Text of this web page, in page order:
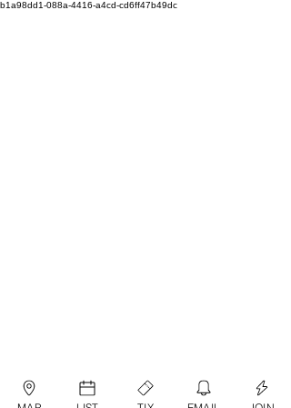
b1a98dd1-088a-4416-a4cd-cd6ff47b49dc